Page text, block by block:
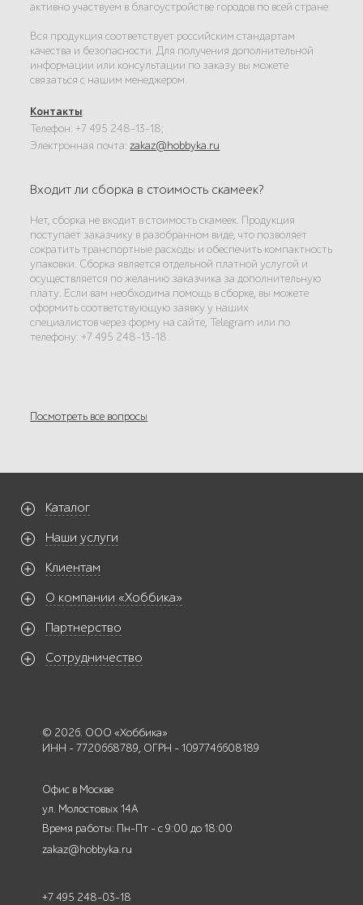
активно участвуем в благоустройстве городов по всей стране.
Вся продукция соответствует российским стандартам
качества и безопасности. Для получения дополнительной
информации или консультации по заказу вы можете
связаться с нашим менеджером.
Контакты:
Телефон: +7 495 248-13-18;
Электронная почта:zakaz@hobbyka.ru
Входит ли сборка в стоимость скамеек?
Нет, сборка не входит в стоимость скамеек. Продукция
поступает заказчику в разобранном виде, что позволяет
сократить транспортные расходы и обеспечить компактность
упаковки. Сборка является отдельной платной услугой и
осуществляется по желанию заказчика за дополнительную
плату. Если вам необходима помощь в сборке, вы можете
оформить соответствующую заявку у наших
специалистов через форму на сайте, Telegram или по
телефону: +7 495 248-13-18.
Посмотреть все вопросы
Каталог
Наши услуги
Клиентам
О компании «Хоббика»
Партнерство
Сотрудничество
© 2026. ООО «Хоббика»
ИНН - 7720668789, ОГРН - 1097746608189
Офис в Москве
ул. Молостовых 14А
Время работы: Пн-Пт - с 9:00 до 18:00
zakaz@hobbyka.ru
+7 495 248-03-18